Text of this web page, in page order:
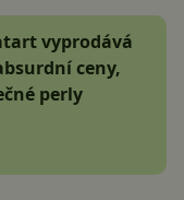
vyprodává
ceny,
perly